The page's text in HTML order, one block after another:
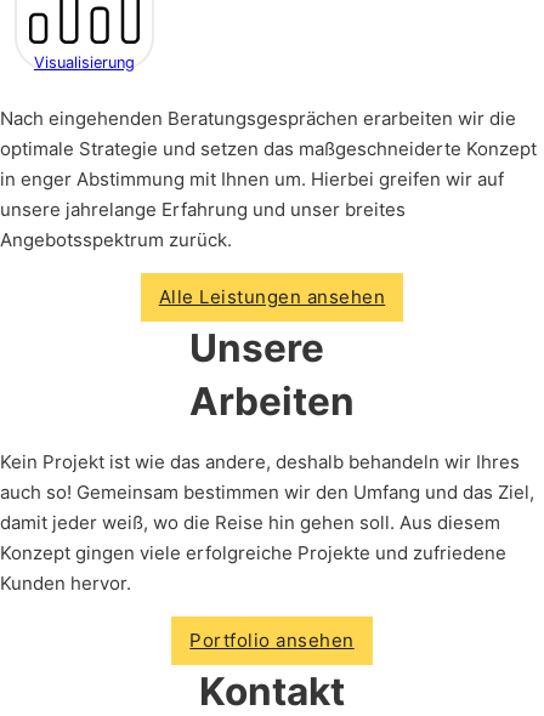
Visualisierung
Nach eingehenden Beratungsgesprächen erarbeiten wir die
optimale Strategie und setzen das maßgeschneiderte Konzept
in enger Abstimmung mit Ihnen um. Hierbei greifen wir auf
unsere jahrelange Erfahrung und unser breites
Angebotsspektrum zurück.
Alle Leistungen ansehen
Unsere
Arbeiten
Kein Projekt ist wie das andere, deshalb behandeln wir Ihres
auch so! Gemeinsam bestimmen wir den Umfang und das Ziel,
damit jeder weiß, wo die Reise hin gehen soll. Aus diesem
Konzept gingen viele erfolgreiche Projekte und zufriedene
Kunden hervor.
Portfolio ansehen
Kontakt